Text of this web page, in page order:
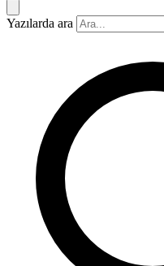
Yazılarda ara